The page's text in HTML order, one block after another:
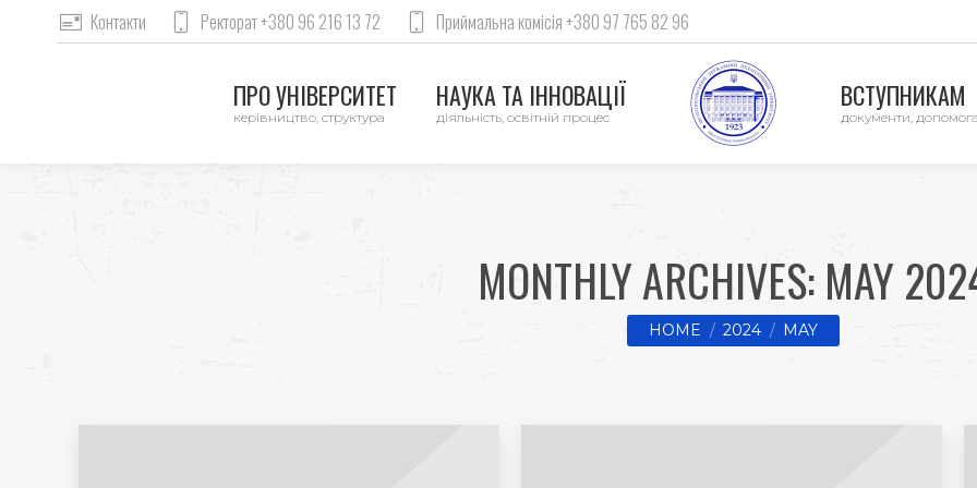
Контакти Ректорат +380 96 216 13 72 Приймальна комісія +380 97 765 82 96
ПРО УНІВЕРСИТЕТ
керівництво, структура
НАУКА ТА ІННОВАЦІЇ
діяльність, освітній процес
ВСТУПНИКАМ
документи, допомога
MONTHLY ARCHIVES: MAY
You are here:
HOME 2024 MAY